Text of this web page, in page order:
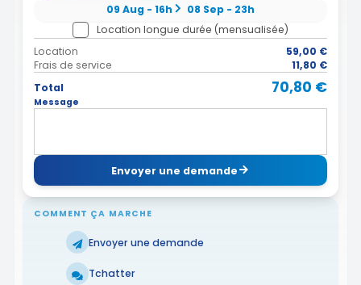
09 Aug - 16h
08 Sep - 23h
Location longue durée (mensualisée)
Location
59,00 €
Frais de service
11,80 €
Total
70,80 €
Message
Envoyer une demande
COMMENT ÇA MARCHE
Envoyer une demande
Tchatter